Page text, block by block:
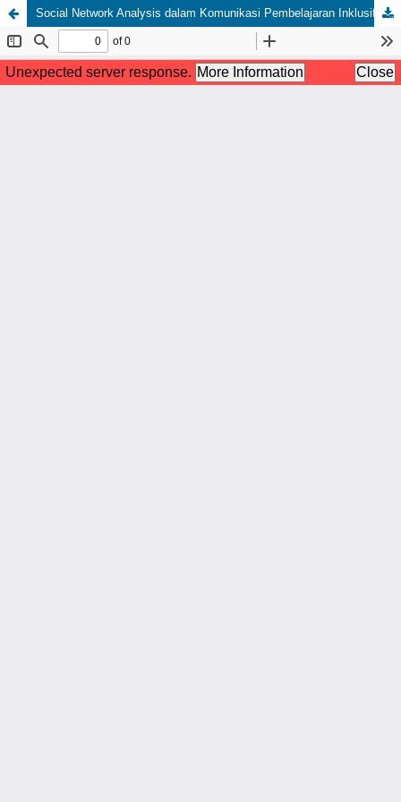
Social Network Analysis dalam Komunikasi Pembelajaran Inklusif Sekolah Tinggi Global: Sebuah Kajian Literatur Review